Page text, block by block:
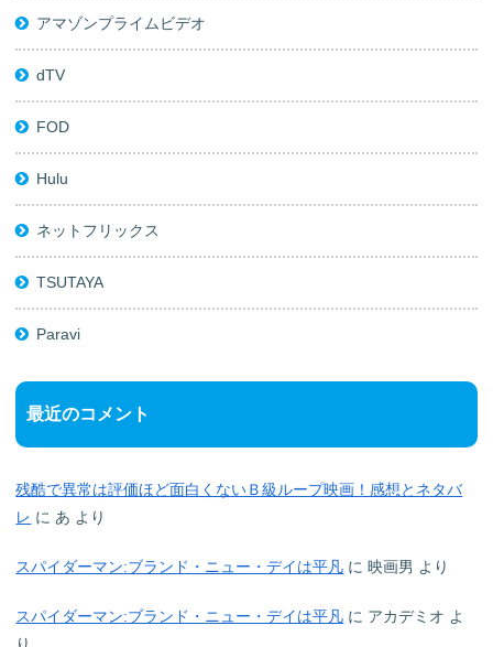
アマゾンプライムビデオ
dTV
FOD
Hulu
ネットフリックス
TSUTAYA
Paravi
最近のコメント
残酷で異常は評価ほど面白くないＢ級ループ映画！感想とネタバ
レ に あ より
スパイダーマン:ブランド・ニュー・デイは平凡 に映画男 より
スパイダーマン:ブランド・ニュー・デイは平凡 に アカデミオ よ